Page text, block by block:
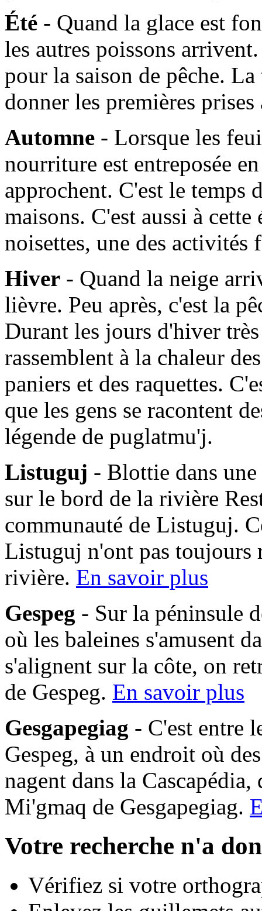
Été - Quand la glace est
les autres poissons
pour la saison de pêche.
donner les premières
Automne - Lorsque les
nourriture est entreposée
approchent. C'est le temps
maisons. C'est aussi à
noisettes, une des
Hiver - Quand la neige
lièvre. Peu après, c'est la
Durant les jours d'hiver
rassemblent à la chaleur
paniers et des raquettes.
que les gens se racontent
légende de puglatmu'j.
Listuguj - Blottie dans une
sur le bord de la rivière
communauté de Listuguj.
Listuguj n'ont pas toujours
rivière. En savoir plus
Gespeg - Sur la péninsule
où les baleines s'amusent
s'alignent sur la côte, on
de Gespeg. En savoir plus
Gesgapegiag - C'est entre
Gespeg, à un endroit où
nagent dans la
Mi'gmaq de Gesgapegiag.
Votre recherche n'a
Vérifiez si votre